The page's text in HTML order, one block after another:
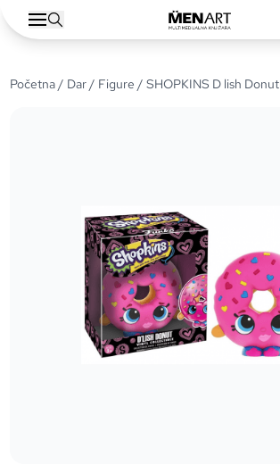
Početna/ Dar/ Figure / SHOPKINS D lish Donut